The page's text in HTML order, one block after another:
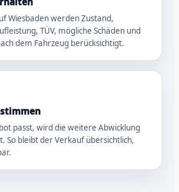
Wiesbaden werden Zustand,
TÜV, mögliche Schäden und
dem Fahrzeug berücksichtigt.
passt, wird die weitere Abwicklung
So bleibt der Verkauf übersichtlich,